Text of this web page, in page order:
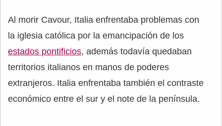
Al morir Cavour, Italia enfrentaba problemas con
la iglesia católica por la emancipación de los
estados pontificios, además todavía quedaban
territorios italianos en manos de poderes
extranjeros. Italia enfrentaba también el contraste
económico entre el sur y el note de la península.